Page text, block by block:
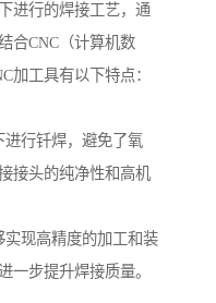
进行的焊接工艺，通
合CNC（计算机数
加工具有以下特点：
行钎焊，避免了氧
接头的纯净性和高机
现高精度的加工和装
一步提升焊接质量。